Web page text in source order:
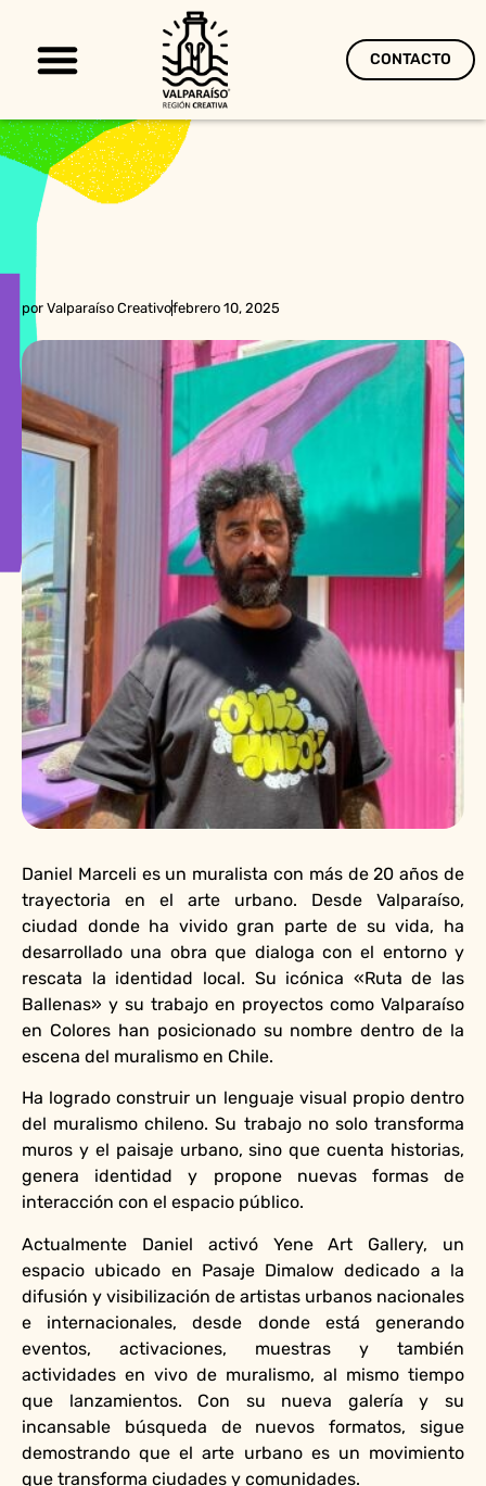
CONTACTO
por Valparaíso Creativofebrero 10, 2025
Daniel Marceli es un muralista con más de 20 años de
trayectoria en el arte urbano. Desde Valparaíso,
ciudad donde ha vivido gran parte de su vida, ha
desarrollado una obra que dialoga con el entorno y
rescata la identidad local. Su icónica «Ruta de las
Ballenas» y su trabajo en proyectos como Valparaíso
en Colores han posicionado su nombre dentro de la
escena del muralismo en Chile.
Ha logrado construir un lenguaje visual propio dentro
del muralismo chileno. Su trabajo no solo transforma
muros y el paisaje urbano, sino que cuenta historias,
genera identidad y propone nuevas formas de
interacción con el espacio público.
Actualmente Daniel activó Yene Art Gallery, un
espacio ubicado en Pasaje Dimalow dedicado a la
difusión y visibilización de artistas urbanos nacionales
e internacionales, desde donde está generando
eventos, activaciones, muestras y también
actividades en vivo de muralismo, al mismo tiempo
que lanzamientos. Con su nueva galería y su
incansable búsqueda de nuevos formatos, sigue
demostrando que el arte urbano es un movimiento
que transforma ciudades y comunidades.